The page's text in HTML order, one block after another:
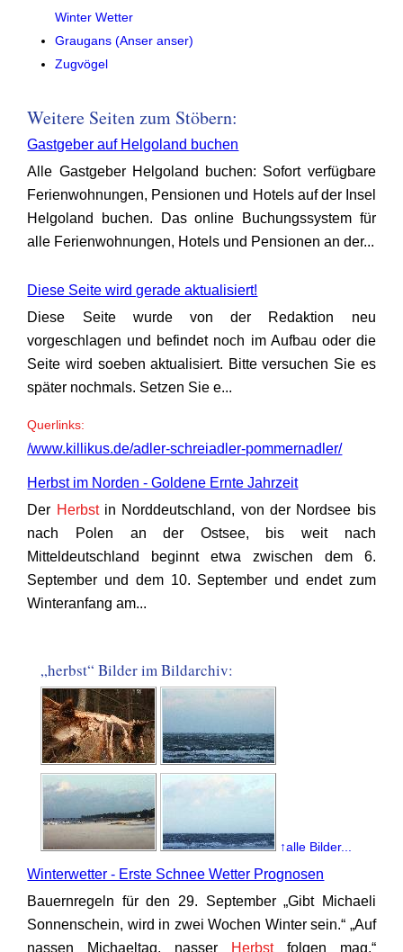
Winter Wetter
Graugans (Anser anser)
Zugvögel
Weitere Seiten zum Stöbern:
Gastgeber auf Helgoland buchen
Alle Gastgeber Helgoland buchen: Sofort verfügbare
Ferienwohnungen, Pensionen und Hotels auf der Insel
Helgoland buchen. Das online Buchungssystem für
alle Ferienwohnungen, Hotels und Pensionen an der...
Diese Seite wird gerade aktualisiert!
Diese Seite wurde von der Redaktion neu
vorgeschlagen und befindet noch im Aufbau oder die
Seite wird soeben aktualisiert. Bitte versuchen Sie es
später nochmals. Setzen Sie e...
Querlinks:
/www.killikus.de/adler-schreiadler-pommernadler/
Herbst im Norden - Goldene Ernte Jahrzeit
Der Herbstin Norddeutschland, von der Nordsee bis
nach Polen an der Ostsee, bis weit nach
Mitteldeutschland beginnt etwa zwischen dem 6.
September und dem 10. September und endet zum
Winteranfang am...
„herbst“ Bilder im Bildarchiv:
↑alle Bilder...
Winterwetter - Erste Schnee Wetter Prognosen
Bauernregeln für den 29. September „Gibt Michaeli
Sonnenschein, wird in zwei Wochen Winter sein.“ „Auf
nassen Michaeltag, nasser
Herbstfolgen mag.“